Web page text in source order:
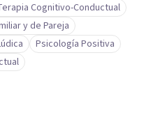
Cognitivo-Conductual
y de Pareja
Psicología Positiva